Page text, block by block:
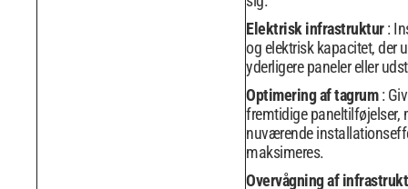
Elektrisk infrastruktur:
og elektrisk kapacitet, der
yderligere paneler eller
Optimering af tagrum:
fremtidige paneltilføjelser,
nuværende
maksimeres.
Overvågning af